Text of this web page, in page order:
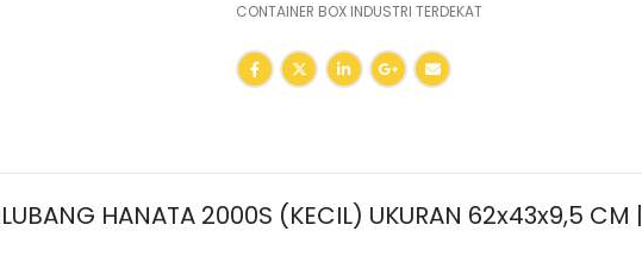
CONTAINER BOX INDUSTRI TERDEKAT
HANATA 2000S (KECIL) UKURAN 62x43x9,5 CM |